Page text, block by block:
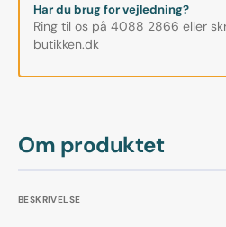
Om produktet
BESKRIVELSE
-
R5
Har du brug for vejledning?
Ring til os på 4088 2866 eller
butikken.dk